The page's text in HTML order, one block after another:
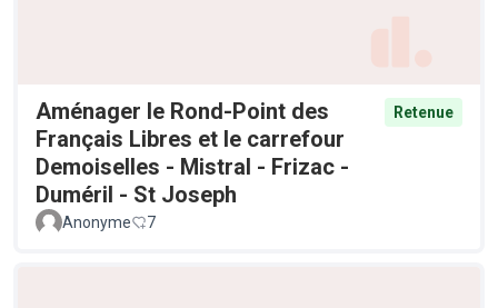
Aménager le Rond-Point des
Français Libres et le carrefour
Demoiselles - Mistral - Frizac -
Duméril - St Joseph
Retenue
Anonyme 7